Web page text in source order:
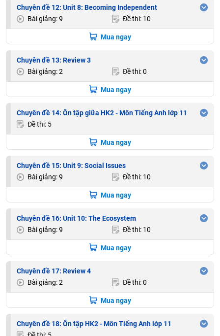
Chuyên đề 12: Unit 8: Becoming Independent
Bài giảng: 9
Đề thi: 10
Mua ngay
Chuyên đề 13: Review 3
Bài giảng: 2
Đề thi: 0
Mua ngay
Chuyên đề 14: Ôn tập giữa HK2 - Môn Tiếng Anh lớp 11
Đề thi: 5
Mua ngay
Chuyên đề 15: Unit 9: Social Issues
Bài giảng: 9
Đề thi: 10
Mua ngay
Chuyên đề 16: Unit 10: The Ecosystem
Bài giảng: 9
Đề thi: 10
Mua ngay
Chuyên đề 17: Review 4
Bài giảng: 2
Đề thi: 0
Mua ngay
Chuyên đề 18: Ôn tập HK2 - Môn Tiếng Anh lớp 11